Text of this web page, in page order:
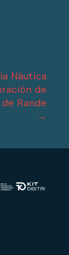
Náutica
de
Rande
→